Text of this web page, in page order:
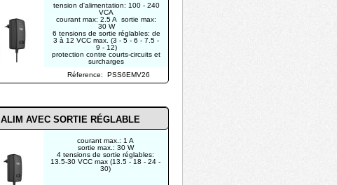
ALIM AVEC SORTIE RÉGLABLE
courant max.: 1 A
sortie max.: 30 W
4 tensions de sortie réglables:
13.5-30 VCC max (13.5 - 18 - 24 -
30)
tension d'alimentation: 100 - 240
VCA
courant max: 2.5 A sortie max:
30 W
6 tensions de sortie réglables: de
3 à 12 VCC max. (3 - 5 - 6 - 7.5 -
9 - 12)
protection contre courts-circuits et
surcharges
Réference: PSS6EMV26